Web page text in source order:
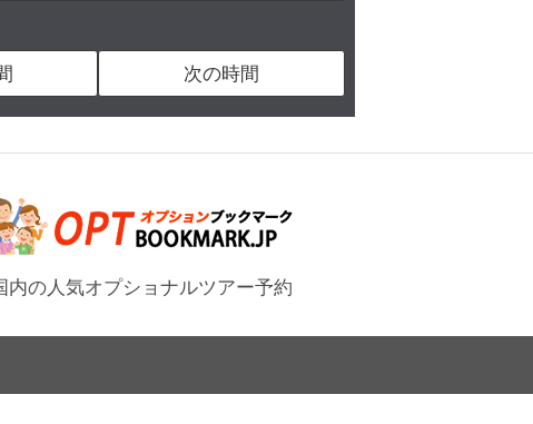
次の時間
内の人気オプショナルツアー予約